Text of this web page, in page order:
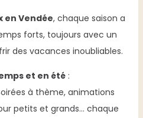
en Vendée, chaque saison a
forts, toujours avec un
des vacances inoubliables.
et en été :
à thème, animations
petits et grands… chaque